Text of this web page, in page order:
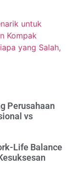
untuk
Kompak
yang Salah,
Perusahaan
vs
Life Balance